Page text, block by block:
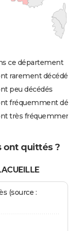
ce département
rarement décédés
peu décédés
fréquemment
très
ont quittés ?
(source :